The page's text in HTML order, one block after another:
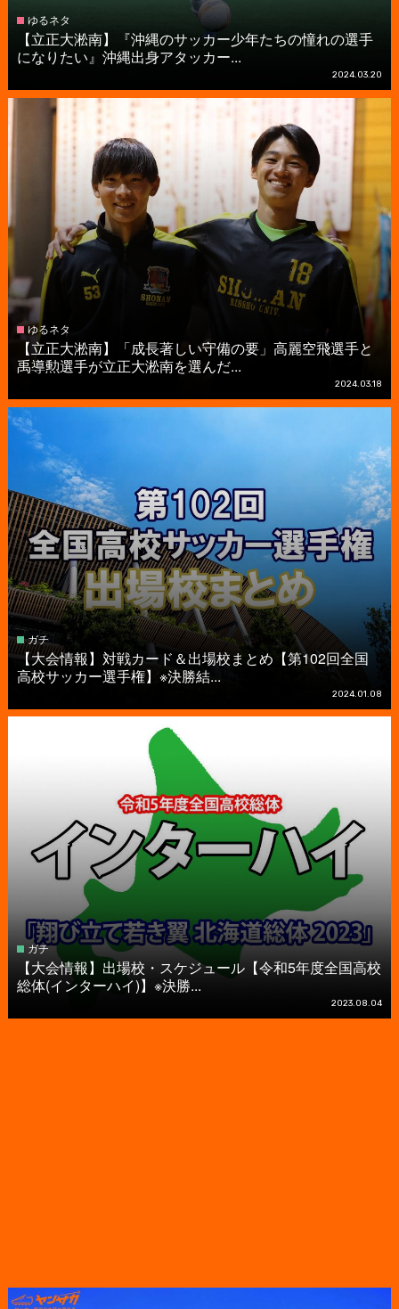
ゆるネタ
【立正大淞南】『沖縄のサッカー少年たちの憧れの選手
になりたい』沖縄出身アタッカー...
2024.03.20
ゆるネタ
【立正大淞南】「成長著しい守備の要」高麗空飛選手と
禹導勲選手が立正大淞南を選んだ...
2024.03.18
ガチ
【大会情報】対戦カード＆出場校まとめ【第102回全国
高校サッカー選手権】※決勝結...
2024.01.08
ガチ
【大会情報】出場校・スケジュール【令和5年度全国高校
総体(インターハイ)】※決勝...
2023.08.04